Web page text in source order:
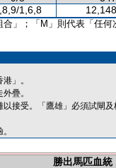
1,6,8
」；「M」則代表「任何
」。
疊。
以接受。「鷹雄」必須試閘
勝出馬匹血統